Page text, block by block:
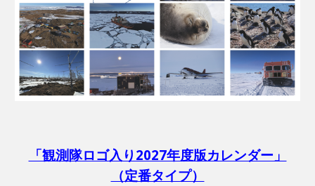
「観測隊ロゴ入り2027年度版カレンダー」
（定番タイプ）